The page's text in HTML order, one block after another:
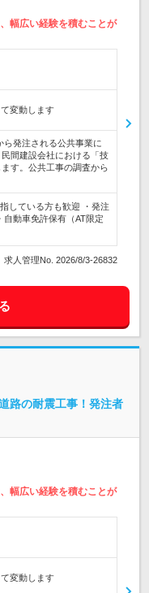
幅広い経験を積むことが
変動します
ら発注される公共事業に
間建設会社における「技
す。公共工事の調査から
している方も歓迎 ・発注
動車免許保有（AT限定
求人管理No. 2026/8/3-26832
路の耐震工事！発注者
幅広い経験を積むことが
変動します